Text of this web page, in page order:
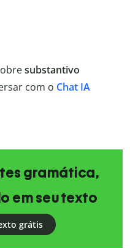
substantivo
com o Chat IA
gramática,
em seu texto
grátis